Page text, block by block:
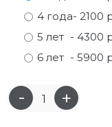
Самшит
Сирень
Спирея
Форзиция
Малиновое
Миндаль
Облепиха
Облепиха
Кизил
Крыжовник
Малина
На штамбе
Мускусные
Оранжевые
Парковые
Пионовидные
4 года- 2100
5 лет - 4300
6 лет - 5900